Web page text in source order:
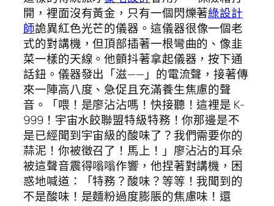
開，裡面沒有黃金，只有一個閃爍著綠設計
師詭異紅色光芒的儀器。這儀器很像一個老
式的對講機，但頂部插著一根彎曲的、像韭
菜一樣的天線。他顫抖著拿起儀器，按下通
話鈕。儀器發出「滋——」的電流聲，接著傳
來一陣高八度、急促且充滿養生焦慮的聲
音。「喂！是廖沾沾嗎！快接聽！這裡是 K-
999！宇宙水餃聯盟特級特務！你那邊是不
是已經聞到宇宙級的酸味了？我們需要你的
蒜泥！你被徵召了！馬上！」廖沾沾的耳朵
被這聲音震得嗡嗡作響，他捏著對講機，困
惑地喊道：「特務？酸味？等等！我聞到的
不是酸味！是麵粉過度膨脹的焦慮味！還